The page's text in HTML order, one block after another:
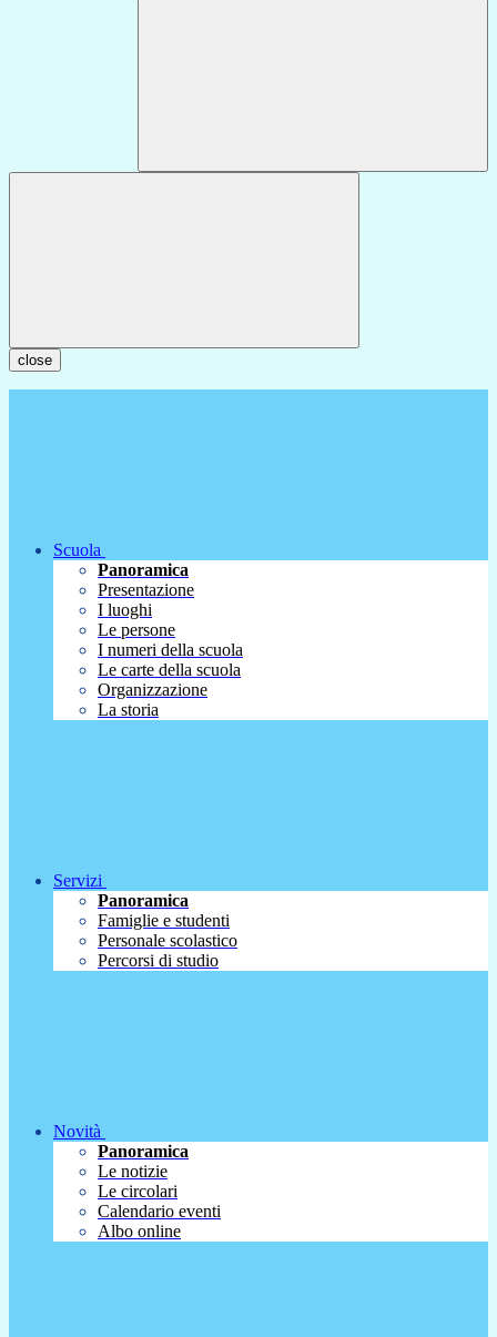
close
Scuola
Panoramica
Presentazione
I luoghi
Le persone
I numeri della scuola
Le carte della scuola
Organizzazione
La storia
Servizi
Panoramica
Famiglie e studenti
Personale scolastico
Percorsi di studio
Novità
Panoramica
Le notizie
Le circolari
Calendario eventi
Albo online